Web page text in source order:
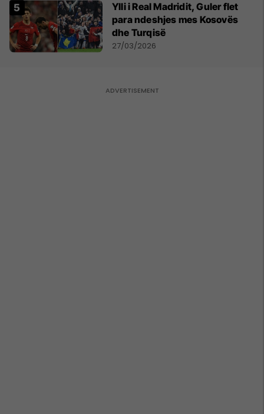
Ylli i Real Madridit, Guler flet
para ndeshjes mes Kosovës
dhe Turqisë
27/03/2026